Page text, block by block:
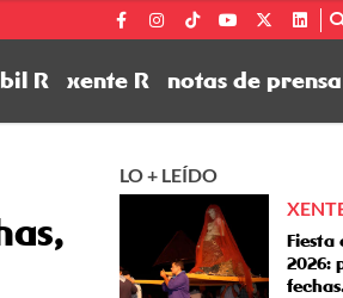
R xente R notas de prensa
LO + LEÍDO
Fiesta
2026: